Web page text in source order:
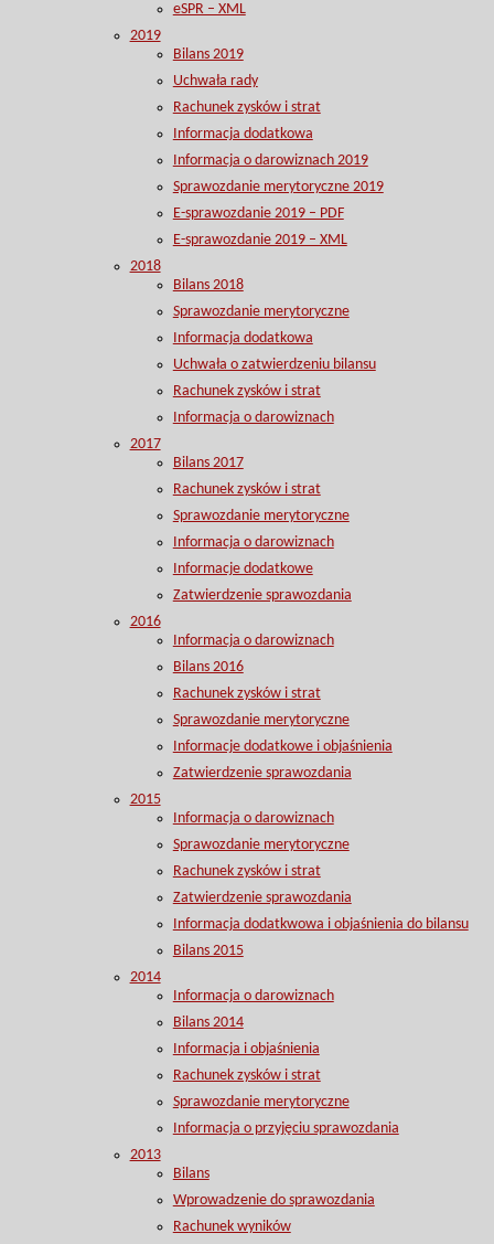
eSPR – XML
2019
Bilans 2019
Uchwała rady
Rachunek zysków i strat
Informacja dodatkowa
Informacja o darowiznach 2019
Sprawozdanie merytoryczne 2019
E-sprawozdanie 2019 – PDF
E-sprawozdanie 2019 – XML
2018
Bilans 2018
Sprawozdanie merytoryczne
Informacja dodatkowa
Uchwała o zatwierdzeniu bilansu
Rachunek zysków i strat
Informacja o darowiznach
2017
Bilans 2017
Rachunek zysków i strat
Sprawozdanie merytoryczne
Informacja o darowiznach
Informacje dodatkowe
Zatwierdzenie sprawozdania
2016
Informacja o darowiznach
Bilans 2016
Rachunek zysków i strat
Sprawozdanie merytoryczne
Informacje dodatkowe i objaśnienia
Zatwierdzenie sprawozdania
2015
Informacja o darowiznach
Sprawozdanie merytoryczne
Rachunek zysków i strat
Zatwierdzenie sprawozdania
Informacja dodatkwowa i objaśnienia do bilansu
Bilans 2015
2014
Informacja o darowiznach
Bilans 2014
Informacja i objaśnienia
Rachunek zysków i strat
Sprawozdanie merytoryczne
Informacja o przyjęciu sprawozdania
2013
Bilans
Wprowadzenie do sprawozdania
Rachunek wyników